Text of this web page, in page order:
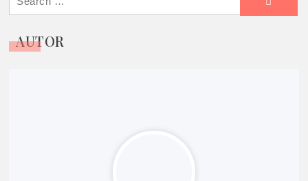
for:
AUTOR